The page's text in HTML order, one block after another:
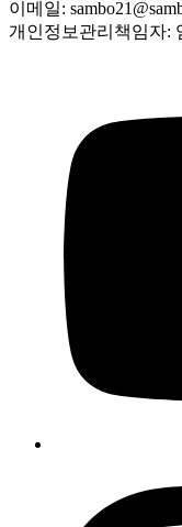
이메일:
개인정보관리책임자: